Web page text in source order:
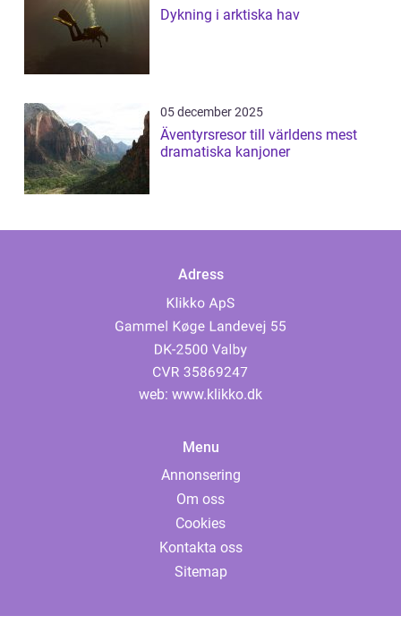
Dykning i arktiska hav
05 december 2025
Äventyrsresor till världens mest
dramatiska kanjoner
Adress
web: www.klikko.dk
Menu
Annonsering
Om oss
Cookies
Kontakta oss
Sitemap